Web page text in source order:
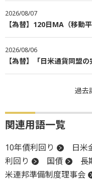
2026/08/07
【為替】120日MA（移動
2026/08/06
【為替】「日米通貨同盟
過去
関連用語一覧
10年債利回り 日米
利回り
国債 長
米連邦準備制度理事会